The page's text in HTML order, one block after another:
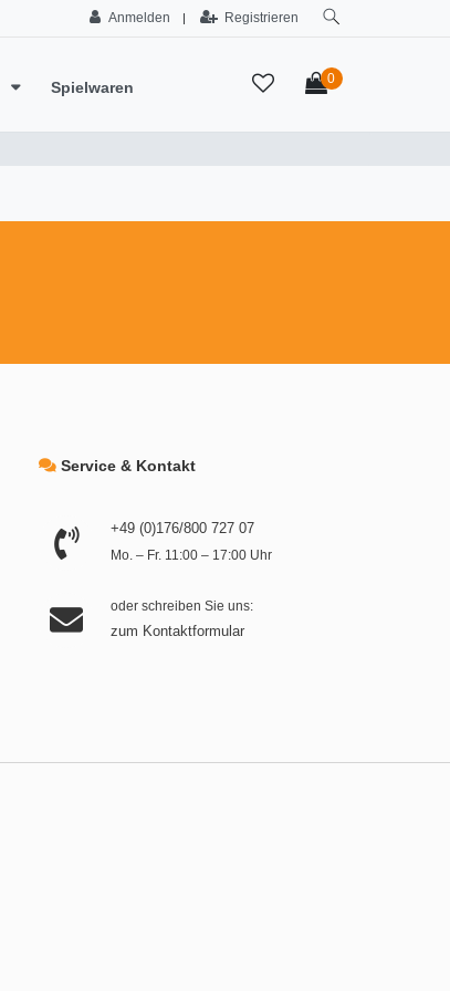
Anmelden | Registrieren
Spielwaren 0
Service & Kontakt
+49 (0)176/800 727 07
Mo. – Fr. 11:00 – 17:00 Uhr
oder schreiben Sie uns:
zum Kontaktformular